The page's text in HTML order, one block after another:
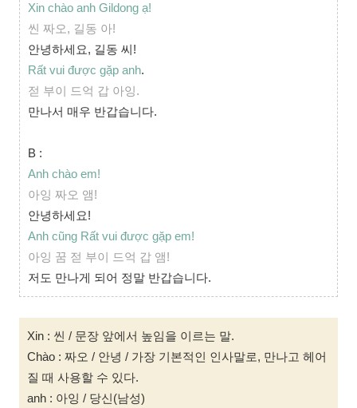
Xin chào anh Gildong ạ!
씬 짜오, 길동 아!
안녕하세요, 길동 씨!
Rất vui được gặp anh.
젇 부이 드억 갑 아잉.
만나서 매우 반갑습니다.
B :
Anh chào em!
아잉 짜오 앰!
안녕하세요!
Anh cũng Rất vui được gặp em!
아잉 꿈 젇 부이 드억 갑 앰!
저도 만나게 되어 정말 반갑습니다.
Xin : 씬 / 문장 앞에서 높임을 이르는 말.
Chào : 짜오 / 안녕 / 가장 기본적인 인사말로, 만나고 헤어
질 때 사용할 수 있다.
anh : 아잉 / 당신(남성)